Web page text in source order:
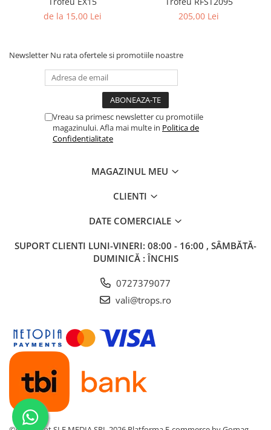
de la 15,00 Lei
205,00 Lei
Newsletter Nu rata ofertele si promotiile noastre
Vreau sa primesc newsletter cu promotiile
magazinului. Afla mai multe in Politica de
Confidentialitate
MAGAZINUL MEU
CLIENTI
DATE COMERCIALE
SUPORT CLIENTI LUNI-VINERI: 08:00 - 16:00 , SÂMBĂTĂ-
DUMINICĂ : ÎNCHIS
0727379077
vali@trops.ro